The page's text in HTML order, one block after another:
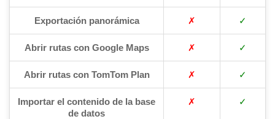
Exportación panorámica ✗ ✓
Abrir rutas con Google Maps ✗ ✓
Abrir rutas con TomTom Plan ✗ ✓
Importar el contenido de la base
de datos
✗ ✓